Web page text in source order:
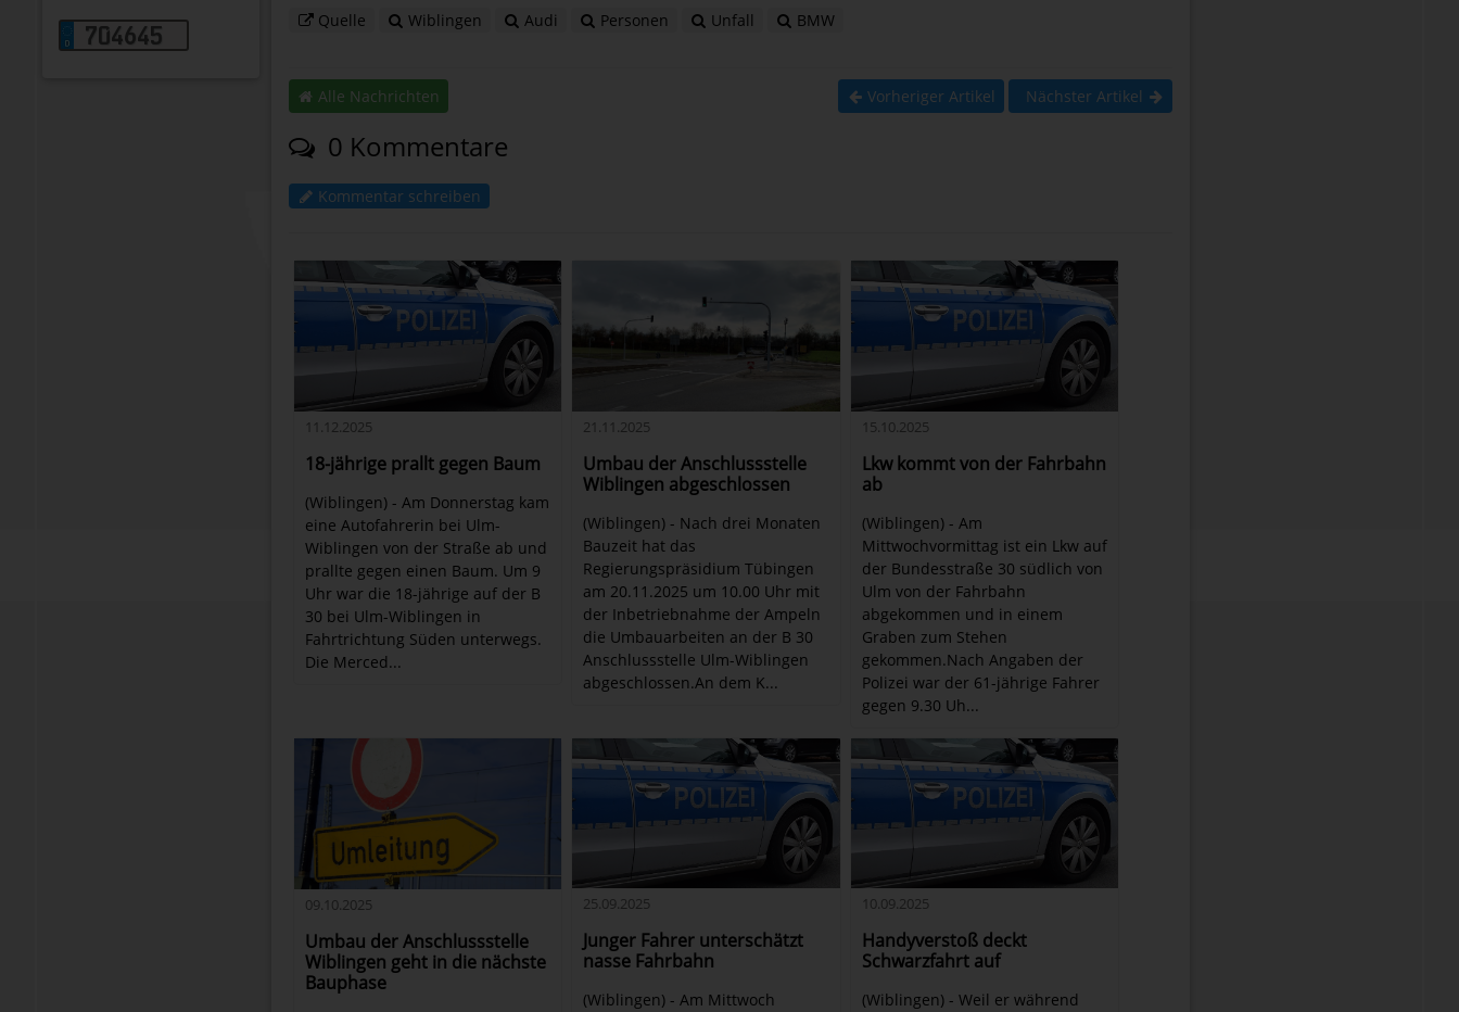
704645
Quelle Wiblingen Audi Personen Unfall BMW
Alle Nachrichten Vorheriger Artikel Nächster Artikel
0 Kommentare
Kommentar schreiben
11.12.2025
18-jährige prallt gegen Baum
(Wiblingen) - Am Donnerstag kam
eine Autofahrerin bei Ulm-
Wiblingen von der Straße ab und
prallte gegen einen Baum. Um 9
Uhr war die 18-jährige auf der B
30 bei Ulm-Wiblingen in
Fahrtrichtung Süden unterwegs.
Die Merced...
21.11.2025
Umbau der Anschlussstelle
Wiblingen abgeschlossen
(Wiblingen) - Nach drei Monaten
Bauzeit hat das
Regierungspräsidium Tübingen
am 20.11.2025 um 10.00 Uhr mit
der Inbetriebnahme der Ampeln
die Umbauarbeiten an der B 30
Anschlussstelle Ulm-Wiblingen
abgeschlossen.An dem K...
15.10.2025
Lkw kommt von der Fahrbahn
ab
(Wiblingen) - Am
Mittwochvormittag ist ein Lkw auf
der Bundesstraße 30 südlich von
Ulm von der Fahrbahn
abgekommen und in einem
Graben zum Stehen
gekommen.Nach Angaben der
Polizei war der 61-jährige Fahrer
gegen 9.30 Uh...
09.10.2025
Umbau der Anschlussstelle
Wiblingen geht in die nächste
Bauphase
25.09.2025
Junger Fahrer unterschätzt
nasse Fahrbahn
(Wiblingen) - Am Mittwoch
10.09.2025
Handyverstoß deckt
Schwarzfahrt auf
(Wiblingen) - Weil er während